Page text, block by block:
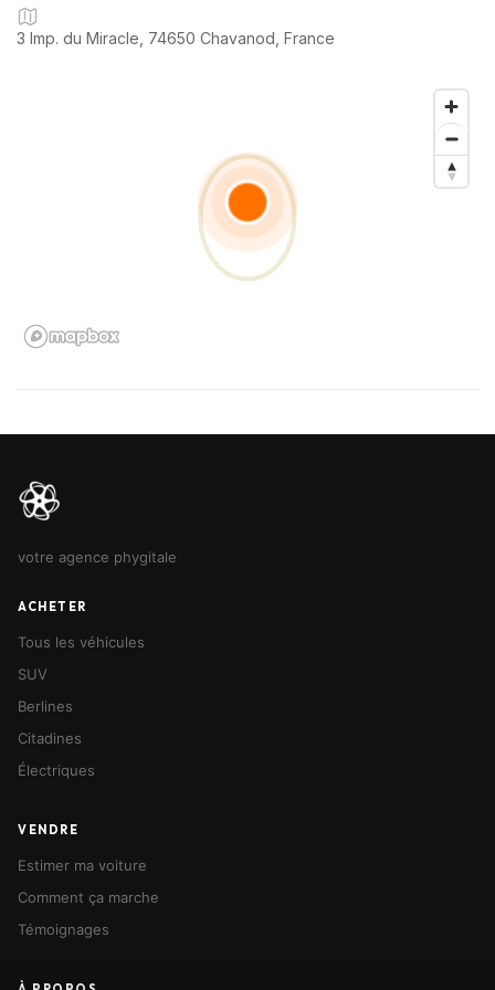
sérénité.
💡 Pourquoi choisir notre service ?
✅ Transparence garantie : chaque véhicule est inspecté et son
📞 Accompagnement sur-mesure : nos experts répondent à
💻 Achat 100 % digital : un processus simple, rapide et
🛡️ Sérénité assurée : une expérience fluide, sans stress ni
erreurs peuvent s’y glisser. Les équipements sont donnés à
titre indicatif. Merci de bien vouloir vérifier les informations lors
3 Imp. du Miracle, 74650 Chavanod, France
votre agence phygitale
ACHETER
Tous les véhicules
SUV
Berlines
Citadines
Électriques
VENDRE
Estimer ma voiture
Comment ça marche
Témoignages